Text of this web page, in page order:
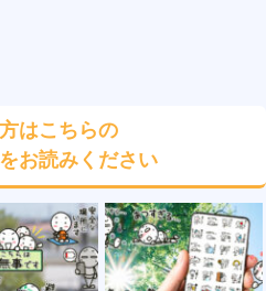
はこちらの
お読みください